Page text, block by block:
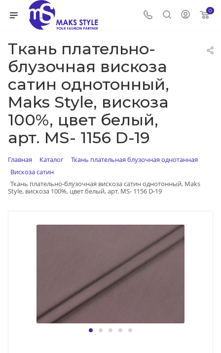
0
Ткань плательно-
блузочная вискоза
сатин однотонный,
Maks Style, вискоза
100%, цвет белый,
арт. MS- 1156 D-19
Главная Каталог
Ткань плательная блузочная однотанная
Вискоза сатин
Ткань плательно-блузочная вискоза сатин однотонный, Maks
Style, вискоза 100%, цвет белый, арт. MS- 1156 D-19